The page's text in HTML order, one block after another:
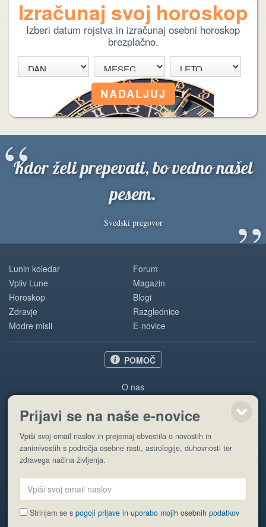
Izračunaj svoj horoskop
Izberi datum rojstva in izračunaj osebni horoskop
brezplačno.
Kdor želi prepevati, bo vedno našel
pesem.
Švedski pregovor ”
“
Lunin koledar
Vpliv Lune
Horoskop
Zdravje
Modre misli
Forum
Magazin
Blogi
Razglednice
E-novice
POMOČ
O nas
Pogoji uporabe
Pošlji stran
Prijavi se na naše e-novice
Vpiši svoj email naslov in prejemaj obvestila o novostih in
zanimivostih s področja osebne rasti, astrologije, duhovnosti ter
zdravega načina življenja.
Strinjam se spogoji prijave in uporabo mojih osebnih podatkov